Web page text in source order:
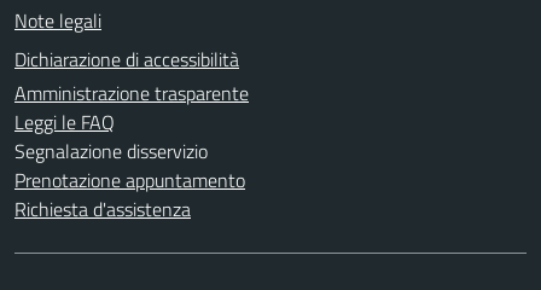
Note legali
Dichiarazione di accessibilità
Amministrazione trasparente
Leggi le FAQ
Segnalazione disservizio
Prenotazione appuntamento
Richiesta d'assistenza